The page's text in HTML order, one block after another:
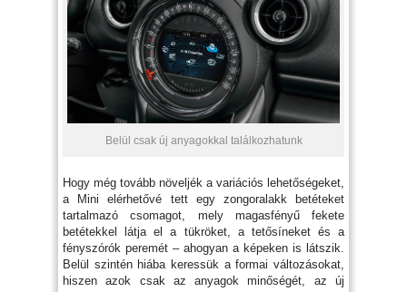
Belül csak új anyagokkal találkozhatunk
Hogy még tovább növeljék a variációs lehetőségeket,
a Mini elérhetővé tett egy zongoralakk betéteket
tartalmazó csomagot, mely magasfényű fekete
betétekkel látja el a tükröket, a tetősíneket és a
fényszórók peremét – ahogyan a képeken is látszik.
Belül szintén hiába keressük a formai változásokat,
hiszen azok csak az anyagok minőségét, az új